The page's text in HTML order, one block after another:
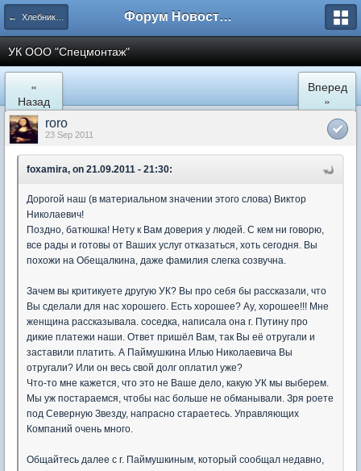
← Хлебниково Форум Новостройки
УК ООО "Спецмонтаж"
«
Назад
Вперед
»
roro
23 Sep 2011
foxamira, on 21.09.2011 - 21:30:
Дорогой наш (в материальном значении этого слова) Виктор
Николаевич!
Поздно, батюшка! Нету к Вам доверия у людей. С кем ни говорю,
все рады и готовы от Ваших услуг отказаться, хоть сегодня. Вы
похожи на Обещалкина, даже фамилия слегка созвучна.
Зачем вы критикуете другую УК? Вы про себя бы рассказали, что
Вы сделали для нас хорошего. Есть хорошее? Ау, хорошее!!! Мне
женщина рассказывала. соседка, написала она г. Путину про
дикие платежи наши. Ответ пришёл Вам, так Вы её отругали и
заставили платить. А Паймушкина Илью Николаевича Вы
отругали? Или он весь свой долг оплатил уже?
Что-то мне кажется, что это не Ваше дело, какую УК мы выберем.
Мы уж постараемся, чтобы нас больше не обманывали. Зря роете
под Северную Звезду, напрасно стараетесь. Управляющих
Компаний очень много.
Общайтесь далее с г. Паймушкиным, который сообщал недавно,